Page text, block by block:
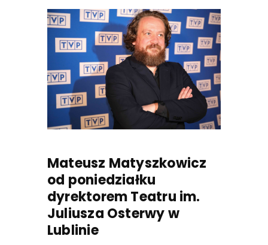
Mateusz Matyszkowicz
od poniedziałku
dyrektorem Teatru im.
Juliusza Osterwy w
Lublinie